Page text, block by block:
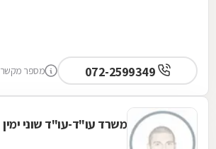
מספר מקשר
משרד עו"ד-עו"ד שוני ימין